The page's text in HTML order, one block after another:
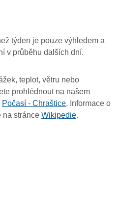
týden je pouze výhledem a
v průběhu dalších dní.
teplot, větru nebo
prohlédnout na našem
Počasí - Chraštice. Informace o
na stránce Wikipedie.